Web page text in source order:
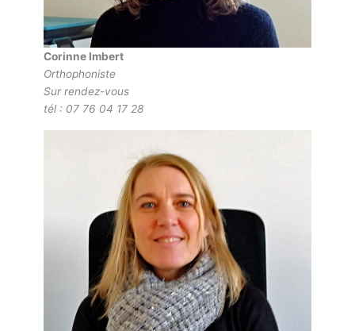
Corinne Imbert
Orthophoniste
Sur rendez-vous
tél : 07 76 04 17 28